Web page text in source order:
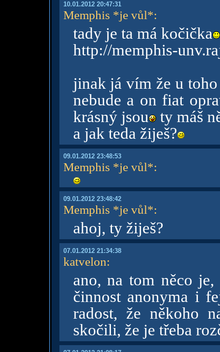
10.01.2012 20:47:31
Memphis *je vůl*:
tady je ta má kočička
http://memphis-
jinak já vím že u
nebude a on fiat
krásný jsou ty máš
a jak teda žiješ?
09.01.2012 23:48:53
Memphis *je vůl*:
09.01.2012 23:48:42
Memphis *je vůl*:
ahoj, ty žiješ?
07.01.2012 21:34:38
katvelon:
ano, na tom něco
činnost anonyma i
radost, že někoho
skočili, že je třeba